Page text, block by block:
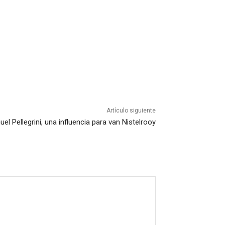
Artículo siguiente
Pellegrini, una influencia para van Nistelrooy